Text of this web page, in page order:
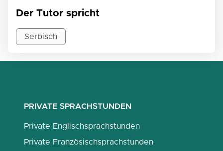
Der Tutor spricht
Serbisch
PRIVATE SPRACHSTUNDEN
Private Englischsprachstunden
Private Französischsprachstunden